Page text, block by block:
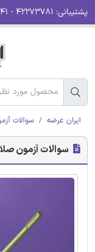
پشتیبانی:
ایران عرضه سوالات
سوالات آزمون